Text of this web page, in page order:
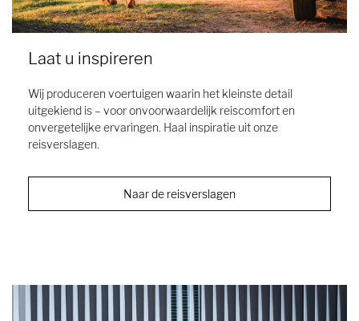
Laat u inspireren
Wij produceren voertuigen waarin het kleinste detail
uitgekiend is – voor onvoorwaardelijk reiscomfort en
onvergetelijke ervaringen. Haal inspiratie uit onze
reisverslagen.
Naar de reisverslagen